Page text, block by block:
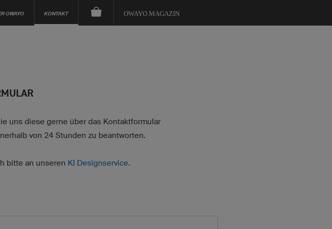
OWAYO KONTAKT OWAYO MAGAZIN
uns diese gerne über das Kontaktformular
von 24 Stunden zu beantworten.
bitte an unseren KI Designservice.